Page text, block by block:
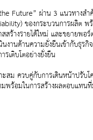
Future” ผ่าน 3 แนวทาง
ของกระบวนการผลิต
ร้างรายได้ใหม่ และขยาย
านด้านความยั่งยืนเข้ากับธุ
เติบโตอย่างยั่งยืน
สม ควบคู่กับการเดินหน้าปรั
ร้อมในการสร้างผลตอบแท